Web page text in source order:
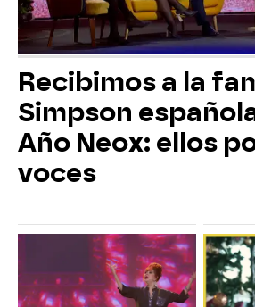
Recibimos a la
Simpson
Año Neox: ellos
voces